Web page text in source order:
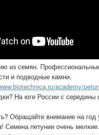
из семян.
и подводные камни.
academy/
На юге России с
Обращайте внимание на
Семена петунии очень